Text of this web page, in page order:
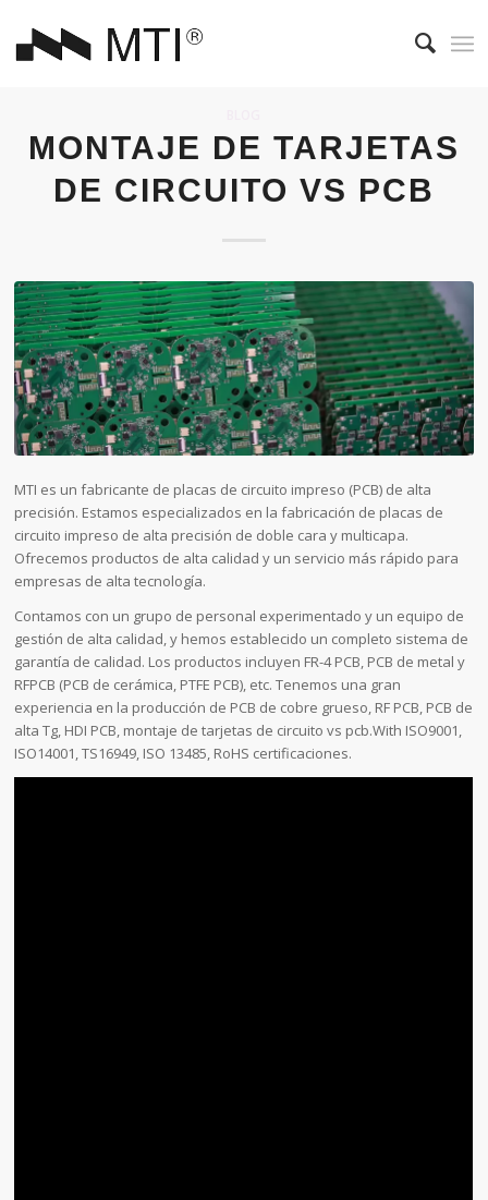
MONTAJE DE TARJETAS
DE CIRCUITO VS PCB
MTI es un fabricante de placas de circuito impreso (PCB) de alta
precisión. Estamos especializados en la fabricación de placas de
circuito impreso de alta precisión de doble cara y multicapa.
Ofrecemos productos de alta calidad y un servicio más rápido para
empresas de alta tecnología.
Contamos con un grupo de personal experimentado y un equipo de
gestión de alta calidad, y hemos establecido un completo sistema de
garantía de calidad. Los productos incluyen FR-4 PCB, PCB de metal y
RFPCB (PCB de cerámica, PTFE PCB), etc. Tenemos una gran
experiencia en la producción de PCB de cobre grueso, RF PCB, PCB de
alta Tg, HDI PCB, montaje de tarjetas de circuito vs pcb.With ISO9001,
ISO14001, TS16949, ISO 13485, RoHS certificaciones.